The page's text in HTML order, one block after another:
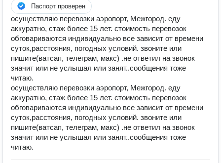
Паспорт проверен
осуществляю перевозки аэропорт, Межгород. еду
аккуратно, стаж более 15 лет. стоимость перевозок
обговариваются индивидуально все зависит от времени
суток,расстояния, погодных условий. звоните или
пишите(ватсап, телеграм, макс) .не ответил на звонок
значит или не услышал или занят..сообщения тоже
читаю.
осуществляю перевозки аэропорт, Межгород. еду
аккуратно, стаж более 15 лет. стоимость перевозок
обговариваются индивидуально все зависит от времени
суток,расстояния, погодных условий. звоните или
пишите(ватсап, телеграм, макс) .не ответил на звонок
значит или не услышал или занят..сообщения тоже
читаю.